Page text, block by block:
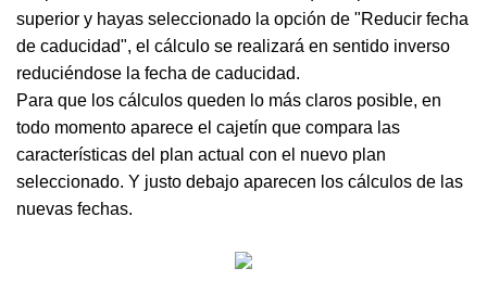
superior y hayas seleccionado la opción de "Reducir fecha
de caducidad", el cálculo se realizará en sentido inverso
reduciéndose la fecha de caducidad.
Para que los cálculos queden lo más claros posible, en
todo momento aparece el cajetín que compara las
características del plan actual con el nuevo plan
seleccionado. Y justo debajo aparecen los cálculos de las
nuevas fechas.